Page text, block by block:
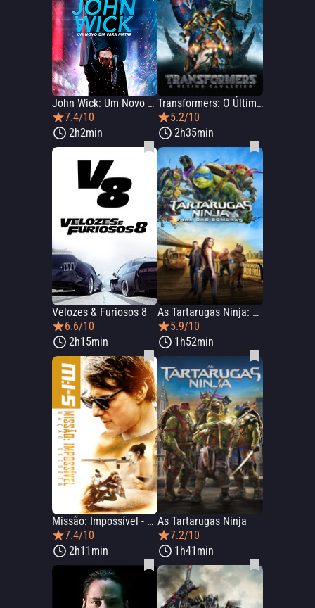
John Wick: Um Novo Dia Para Matar
7.4/10
2h2min
Transformers: O Último Cavaleiro
5.2/10
2h35min
Velozes & Furiosos 8
6.6/10
2h15min
As Tartarugas Ninja: Fora das Sombras
5.9/10
1h52min
Missão: Impossível - Nação Secreta
7.4/10
2h11min
As Tartarugas Ninja
7.2/10
1h41min